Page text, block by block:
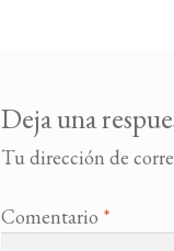
Deja una
Tu dirección de
Comentario *